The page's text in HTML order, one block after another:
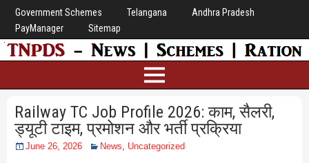
Government Schemes Telangana
Andhra Pradesh
PayManager
Sitemap
Railway TC Job Profile 2026: काम, सैलरी,
ड्यूटी टाइम, प्रमोशन और भर्ती प्रक्रिया
June 26, 2026 News Uncategorized